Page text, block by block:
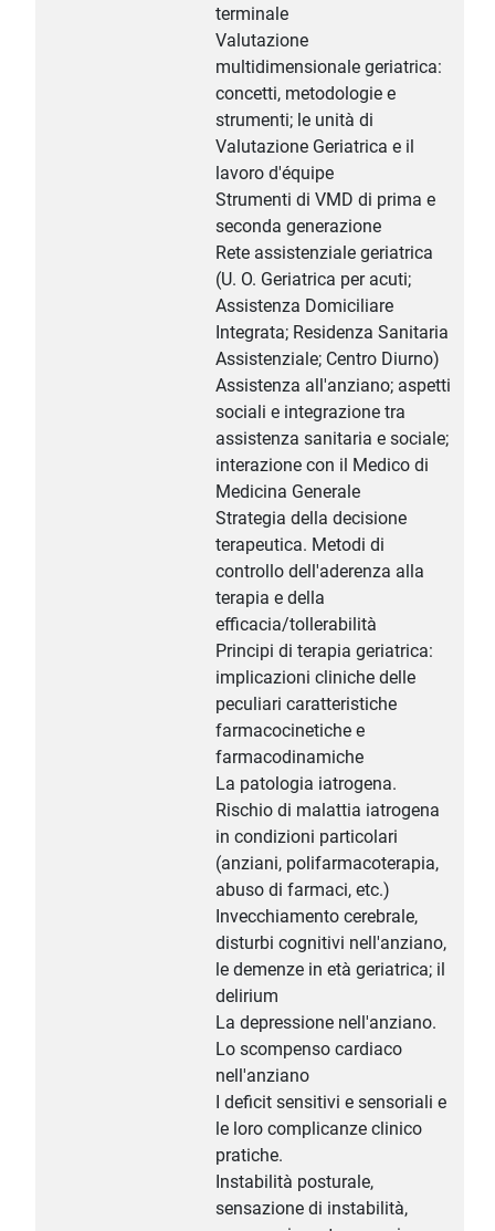
terminale
Valutazione
multidimensionale geriatrica:
concetti, metodologie e
strumenti; le unità di
Valutazione Geriatrica e il
lavoro d'équipe
Strumenti di VMD di prima e
seconda generazione
Rete assistenziale geriatrica
(U. O. Geriatrica per acuti;
Assistenza Domiciliare
Integrata; Residenza Sanitaria
Assistenziale; Centro Diurno)
Assistenza all'anziano; aspetti
sociali e integrazione tra
assistenza sanitaria e sociale;
interazione con il Medico di
Medicina Generale
Strategia della decisione
terapeutica. Metodi di
controllo dell'aderenza alla
terapia e della
efficacia/tollerabilità
Principi di terapia geriatrica:
implicazioni cliniche delle
peculiari caratteristiche
farmacocinetiche e
farmacodinamiche
La patologia iatrogena.
Rischio di malattia iatrogena
in condizioni particolari
(anziani, polifarmacoterapia,
abuso di farmaci, etc.)
Invecchiamento cerebrale,
disturbi cognitivi nell'anziano,
le demenze in età geriatrica; il
delirium
La depressione nell'anziano.
Lo scompenso cardiaco
nell'anziano
I deficit sensitivi e sensoriali e
le loro complicanze clinico
pratiche.
Instabilità posturale,
sensazione di instabilità,